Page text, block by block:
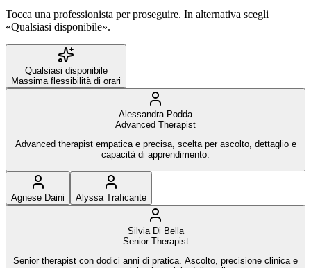
Tocca una professionista per proseguire. In alternativa scegli
«Qualsiasi disponibile».
Qualsiasi disponibile
Massima flessibilità di orari
Alessandra Podda
Advanced Therapist
Advanced therapist empatica e precisa, scelta per ascolto, dettaglio e
capacità di apprendimento.
Agnese Daini Alyssa Traficante
Silvia Di Bella
Senior Therapist
Senior therapist con dodici anni di pratica. Ascolto, precisione clinica e